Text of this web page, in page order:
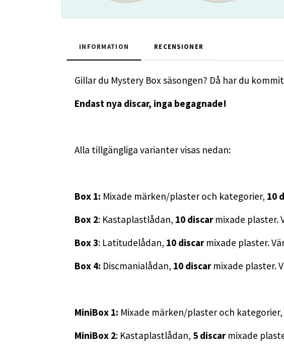
INFORMATION RECENSIONER
Gillar du Mystery Box säsongen? Då har du
Endast nya discar, inga begagnade!
Alla tillgängliga varianter visas nedan:
Box 1: Mixade märken/plaster och kategorier, 10
Box 2: Kastaplastlådan, 10 discarmixade plaster.
Box 3: Latitudelådan, 10 discar mixade plaster.
Box 4: Discmanialådan, 10 discar mixade plaster.
MiniBox 1: Mixade märken/plaster och kategorier,
MiniBox 2: Kastaplastlådan, 5 discar mixade